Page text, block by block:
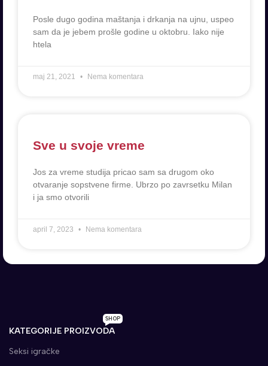
Posle dugo godina maštanja i drkanja na ujnu, uspeo
sam da je jebem prošle godine u oktobru. Iako nije
htela
maj 21, 2021 Nema komentara
Sve u svoje vreme
Jos za vreme studija pricao sam sa drugom oko
otvaranje sopstvene firme. Ubrzo po zavrsetku Milan
i ja smo otvorili
april 7, 2023 Nema komentara
KATEGORIJE PROIZVODA
SHOP
Seksi igračke